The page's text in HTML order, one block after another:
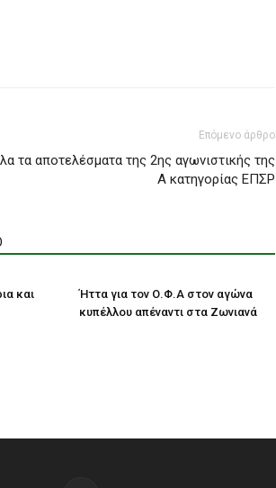
Επόμενο άρθρο
τα αποτελέσματα της 2ης αγωνιστικής της
Α κατηγορίας ΕΠΣΡ
και
Ήττα για τον Ο.Φ.Α στον αγώνα
κυπέλλου απέναντι στα Ζωνιανά